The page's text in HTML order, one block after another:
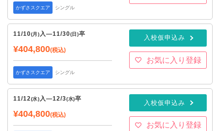
かずさスクエア シングル
11/10(月) 入—11/30(日)卒
¥404,800(税込)
かずさスクエア シングル
入校仮申込み
お気に入り登録
11/12(水)入—12/3(水)卒
¥404,800(税込)
入校仮申込み
お気に入り登録